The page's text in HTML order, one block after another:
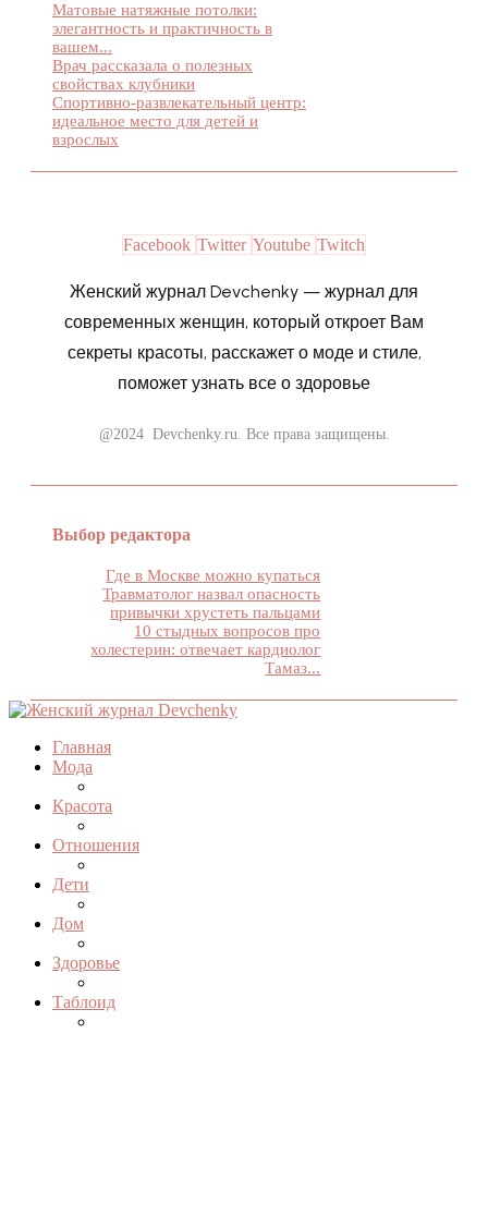
Матовые натяжные потолки:
элегантность и практичность в
вашем...
Врач рассказала о полезных
свойствах клубники
Спортивно-развлекательный центр:
идеальное место для детей и
взрослых
Facebook Twitter Youtube Twitch
Женский журнал Devchenky — журнал для
современных женщин, который откроет Вам
секреты красоты, расскажет о моде и стиле,
поможет узнать все о здоровье
@2024 Devchenky.ru. Все права защищены.
Выбор редактора
Где в Москве можно купаться
Травматолог назвал опасность
привычки хрустеть пальцами
10 стыдных вопросов про
холестерин: отвечает кардиолог
Тамаз...
Главная
Мода
Красота
Отношения
Дети
Дом
Здоровье
Таблоид